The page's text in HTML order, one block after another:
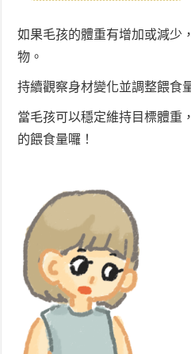
如果毛孩的體重有增加或減少
物。
持續觀察身材變化並調整餵食
當毛孩可以穩定維持目標體重
的餵食量囉！